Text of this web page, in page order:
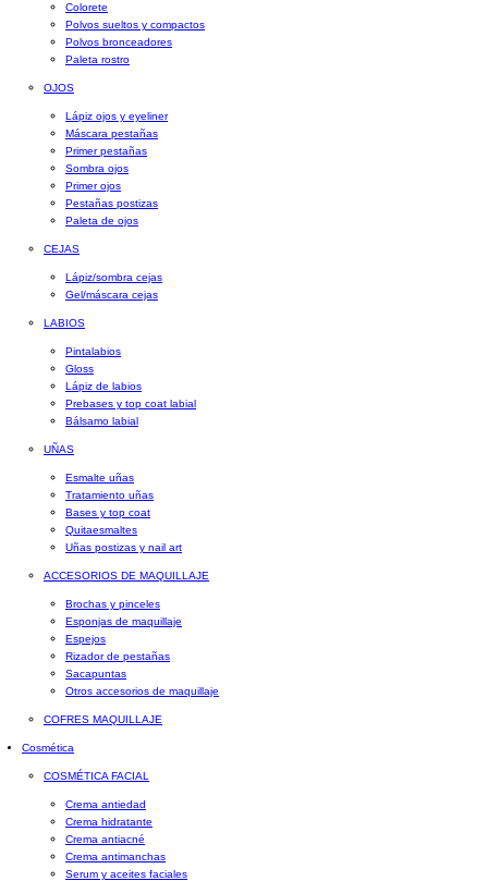
Colorete
Polvos sueltos y compactos
Polvos bronceadores
Paleta rostro
OJOS
Lápiz ojos y eyeliner
Máscara pestañas
Primer pestañas
Sombra ojos
Primer ojos
Pestañas postizas
Paleta de ojos
CEJAS
Lápiz/sombra cejas
Gel/máscara cejas
LABIOS
Pintalabios
Gloss
Lápiz de labios
Prebases y top coat labial
Bálsamo labial
UÑAS
Esmalte uñas
Tratamiento uñas
Bases y top coat
Quitaesmaltes
Uñas postizas y nail art
ACCESORIOS DE MAQUILLAJE
Brochas y pinceles
Esponjas de maquillaje
Espejos
Rizador de pestañas
Sacapuntas
Otros accesorios de maquillaje
COFRES MAQUILLAJE
Cosmética
COSMÉTICA FACIAL
Crema antiedad
Crema hidratante
Crema antiacné
Crema antimanchas
Serum y aceites faciales